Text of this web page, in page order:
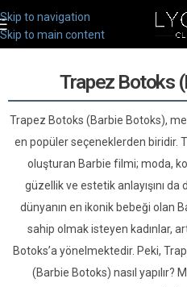
Skip to navigation
Skip to main content
Trapez Botoks
Trapez Botoks (Barbie Botoks),
en popüler seçeneklerden biridir.
oluşturan Barbie filmi; moda,
güzellik ve estetik anlayışını da
dünyanın en ikonik bebeği olan
sahip olmak isteyen kadınlar,
Botoks’a yönelmektedir. Peki,
(Barbie Botoks) nasıl yapılır?